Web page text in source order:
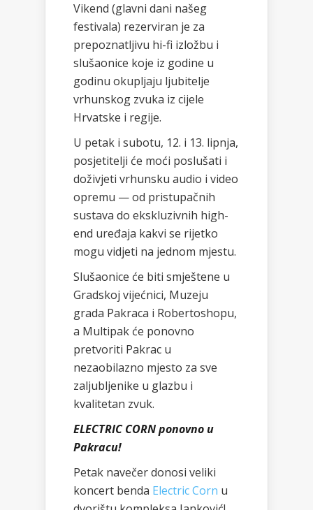
Vikend (glavni dani našeg
festivala) rezerviran je za
prepoznatljivu hi-fi izložbu i
slušaonice koje iz godine u
godinu okupljaju ljubitelje
vrhunskog zvuka iz cijele
Hrvatske i regije.
U petak i subotu, 12. i 13. lipnja,
posjetitelji će moći poslušati i
doživjeti vrhunsku audio i video
opremu — od pristupačnih
sustava do ekskluzivnih high-
end uređaja kakvi se rijetko
mogu vidjeti na jednom mjestu.
Slušaonice će biti smještene u
Gradskoj vijećnici, Muzeju
grada Pakraca i Robertoshopu,
a Multipak će ponovno
pretvoriti Pakrac u
nezaobilazno mjesto za sve
zaljubljenike u glazbu i
kvalitetan zvuk.
ELECTRIC CORN ponovno u
Pakracu!
Petak navečer donosi veliki
koncert benda Electric Corn u